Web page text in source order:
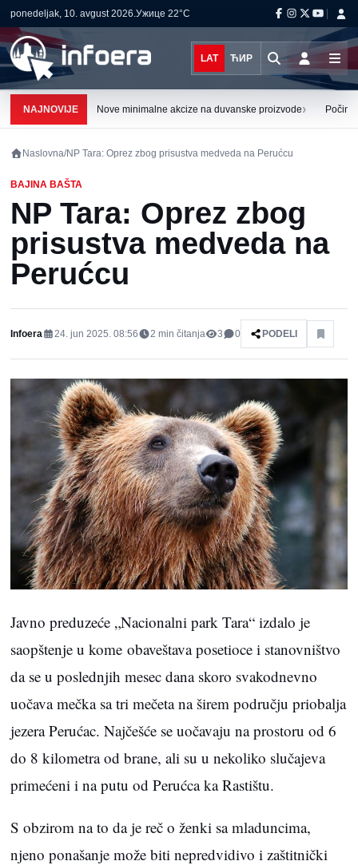
ponedeljak, 10. avgust 2026.Ужице 22°C
LAT ЋИР
NAJNOVIJE Nove minimalne akcize na duvanske proizvode›
Naslovna/NP Tara: Oprez zbog prisustva medveda na Perućcu
BAJINA BAŠTA
NP Tara: Oprez zbog
prisustva medveda na
Perućcu
Infoera 24. jun 2025. 08:56 2 min čitanja 3 0 PODELI
Javno preduzeće „Nacionalni park Tara“ izdalo je
saopštenje u kome obaveštava posetioce i stanovništvo
da se u poslednjih mesec dana skoro svakodnevno
uočava mečka sa tri mečeta na širem području priobalja
jezera Perućac. Najčešće se uočavaju na prostoru od 6
do 8 kilometra od brane, ali su u nekoliko slučajeva
primećeni i na putu od Perućca ka Rastištu.
S obzirom na to da je reč o ženki sa mladuncima,
njeno ponašanje može biti nepredvidivo i zaštitnički